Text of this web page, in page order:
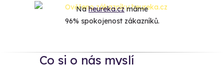
Naheureka.czmáme
96% spokojenost zákazníků.
Co si o nás myslí